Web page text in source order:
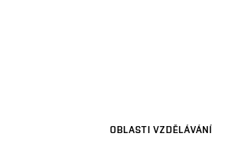
OBLASTI VZDĚLÁVÁNÍ